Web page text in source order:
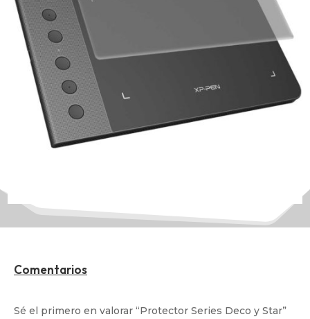
Comentarios
Sé el primero en valorar “Protector Series Deco y Star”